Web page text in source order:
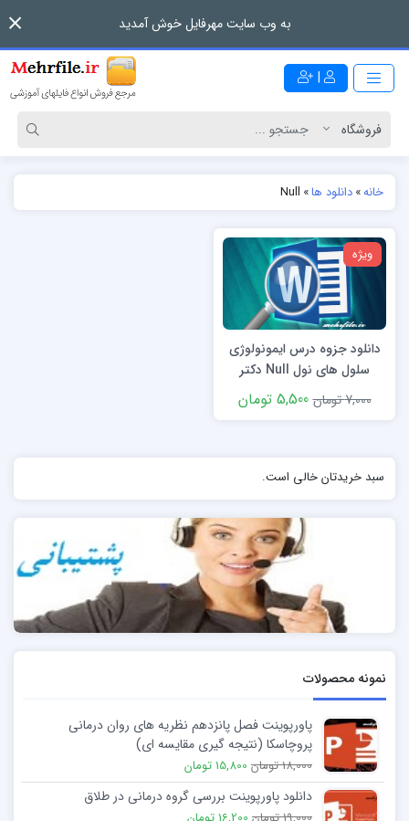
به وب سایت مهرفایل خوش آمدید
|
خانه»دانلود ها»
Null
ویژه
دانلود جزوه درس ایمونولوژی
سلول های نول Null دکتر
ابراهیم زاده
7,000 تومان 5,500 تومان
سبد خریدتان خالی است.
نمونه محصولات
پاورپوینت فصل پانزدهم نظریه های روان درمانی
پروچاسکا (نتیجه گیری مقایسه ای)
18,000 تومان 15,800 تومان
دانلود پاورپوینت بررسی گروه درمانی در طلاق